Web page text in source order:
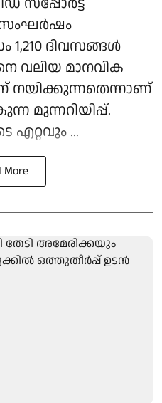
ദിവസങ്ങള്‍
വലിയ മാനവിക
നയിക്കുന്നതെന്നാണ്
മുന്നറിയിപ്പ്.
...
More